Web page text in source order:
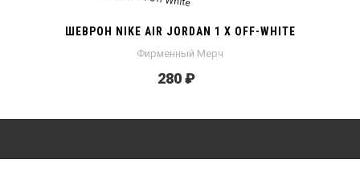
ШЕВРОН NIKE AIR JORDAN 1 X OFF-WHITE
Фирменный Мерч
280 ₽